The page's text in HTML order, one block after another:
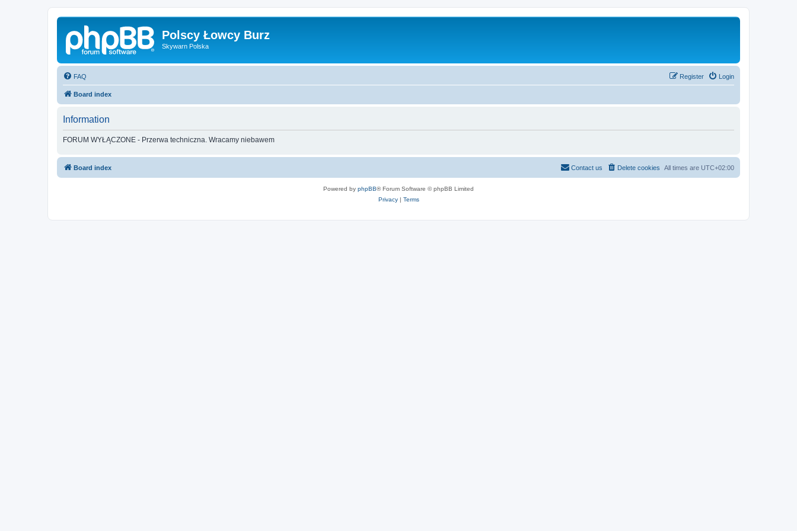
Polscy Łowcy Burz
Skywarn Polska
FAQ Login
Register
Board index
Information
FORUM WYŁĄCZONE - Przerwa techniczna. Wracamy niebawem
Board index All times are UTC+02:00
Delete cookies
Contact us
Powered by phpBB® Forum Software © phpBB Limited
Privacy| Terms